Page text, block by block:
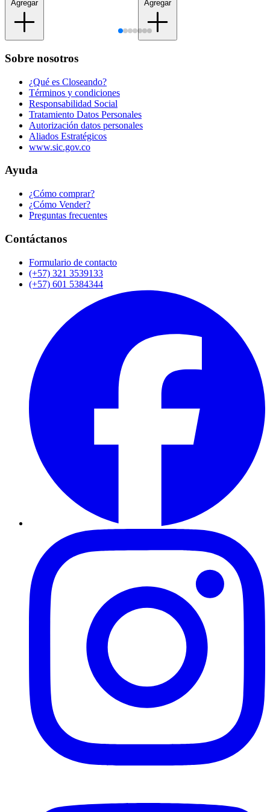
Agregar Agregar
Sobre nosotros
¿Qué es Closeando?
Términos y condiciones
Responsabilidad Social
Tratamiento Datos Personales
Autorización datos personales
Aliados Estratégicos
www.sic.gov.co
Ayuda
¿Cómo comprar?
¿Cómo Vender?
Preguntas frecuentes
Contáctanos
Formulario de contacto
(+57) 321 3539133
(+57) 601 5384344